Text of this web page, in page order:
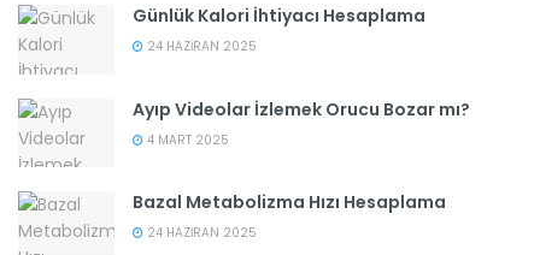
Günlük Kalori İhtiyacı Hesaplama
24 HAZIRAN 2025
Ayıp Videolar İzlemek Orucu Bozar mı?
4 MART 2025
Bazal Metabolizma Hızı Hesaplama
24 HAZIRAN 2025